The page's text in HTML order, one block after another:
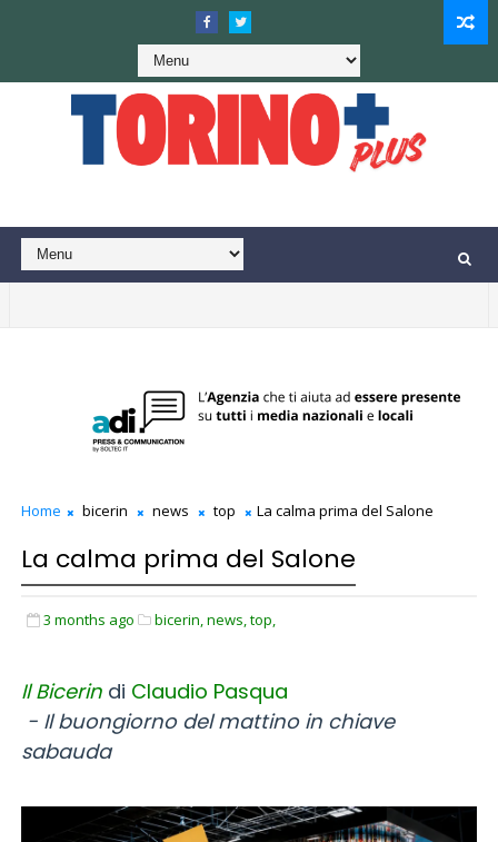
Home bicerin news top La calma prima del Salone
La calma prima del Salone
3 months ago bicerin,news,top,
Il Bicerindi Claudio Pasqua
- Il buongiorno del mattino in chiave
sabauda